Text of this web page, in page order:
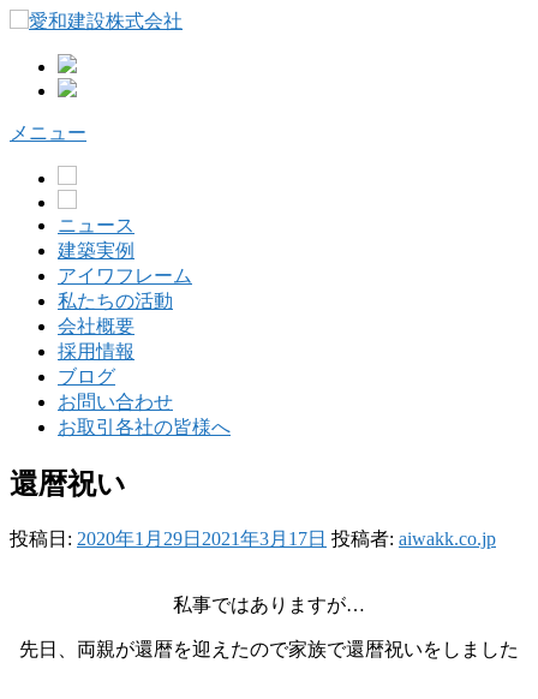
へ
メニュー
ニュース
建築実例
アイワフレーム
私たちの活動
会社概要
採用情報
ブログ
お問い合わせ
お取引各社の皆様へ
還暦祝い
投稿日: 2020年1月29日 2021年3月17日 投稿者: aiwakk.co.jp
私事ではありますが…
先日、両親が還暦を迎えたので家族で還暦祝いをしました